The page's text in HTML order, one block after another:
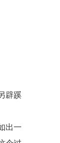
辟蹊
出一